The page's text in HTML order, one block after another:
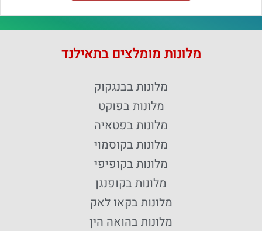
מלונות מומלצים בתאילנד
מלונות בבנגקוק
מלונות בפוקט
מלונות בפטאיה
מלונות בקוסמוי
מלונות בקופיפי
מלונות בקופנגן
מלונות בקאו לאק
מלונות בהואה הין